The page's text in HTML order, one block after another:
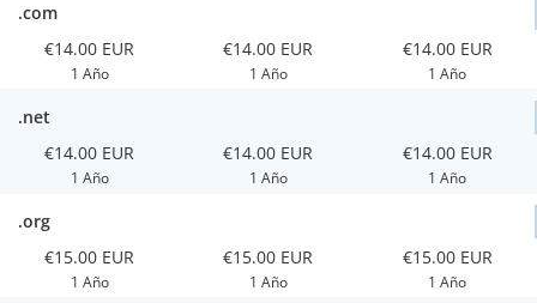
.com
€14.00 EUR
1 Año
€14.00 EUR
1 Año
€14.00 EUR
1 Año
.net
€14.00 EUR
1 Año
€14.00 EUR
1 Año
€14.00 EUR
1 Año
.org
€15.00 EUR
1 Año
€15.00 EUR
1 Año
€15.00 EUR
1 Año